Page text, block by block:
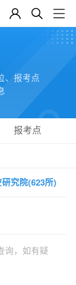
、报考点
报考点
究院(623所)
询，如有疑